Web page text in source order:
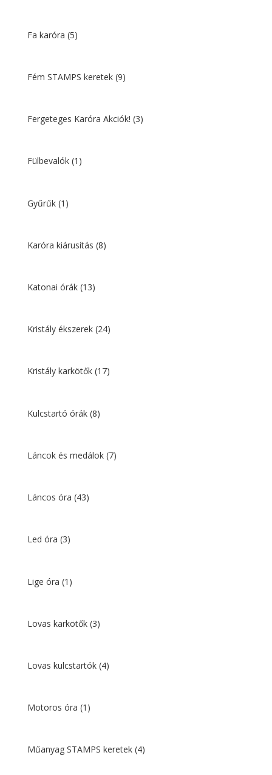
Fa karóra (5)
Fém STAMPS keretek (9)
Fergeteges Karóra Akciók! (3)
Fülbevalók (1)
Gyűrűk (1)
Karóra kiárusítás (8)
Katonai órák (13)
Kristály ékszerek (24)
Kristály karkötők (17)
Kulcstartó órák (8)
Láncok és medálok (7)
Láncos óra (43)
Led óra (3)
Lige óra (1)
Lovas karkötők (3)
Lovas kulcstartók (4)
Motoros óra (1)
Műanyag STAMPS keretek (4)